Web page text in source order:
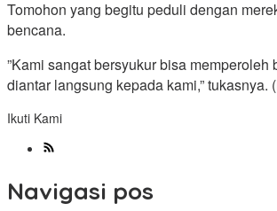
Tomohon yang begitu peduli dengan
bencana.
”Kami sangat bersyukur bisa memperoleh
diantar langsung kepada kami,” tukasnya.
Ikuti Kami
Navigasi pos